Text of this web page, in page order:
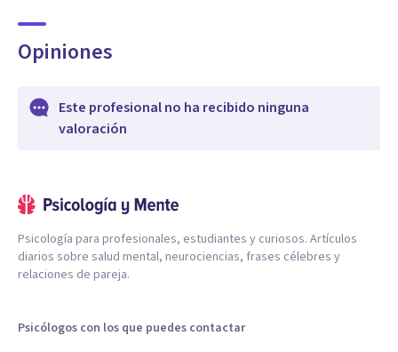
Opiniones
Este profesional no ha recibido ninguna
valoración
Psicología para profesionales, estudiantes y curiosos. Artículos
diarios sobre salud mental, neurociencias, frases célebres y
relaciones de pareja.
Psicólogos con los que puedes contactar